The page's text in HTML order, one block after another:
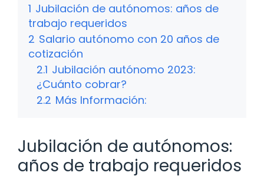
1 Jubilación de autónomos: años de
trabajo requeridos
2 Salario autónomo con 20 años de
cotización
2.1 Jubilación autónomo 2023:
¿Cuánto cobrar?
2.2 Más Información:
Jubilación de autónomos:
años de trabajo requeridos